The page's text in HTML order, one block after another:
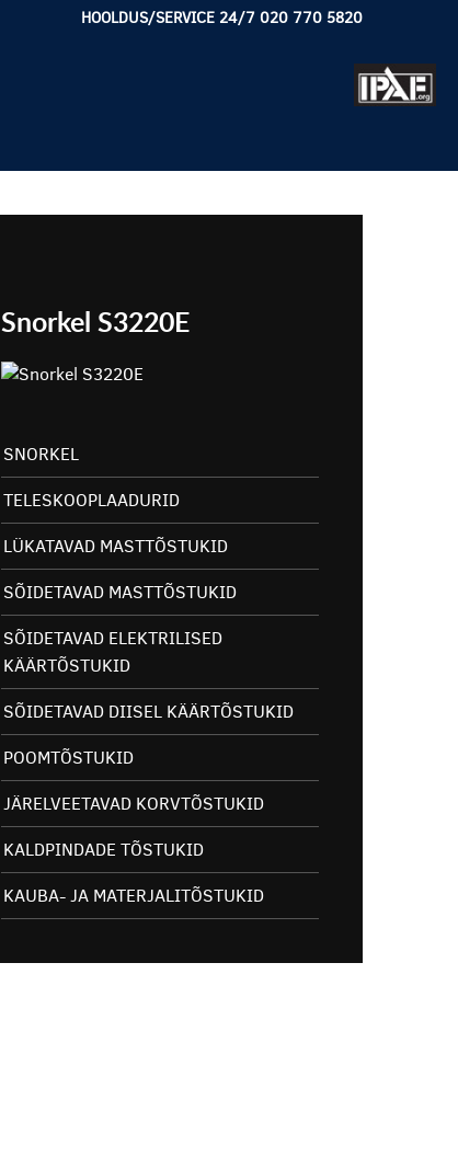
HOOLDUS/SERVICE 24/7 020 770 5820
Snorkel S3220E
SNORKEL
TELESKOOPLAADURID
LÜKATAVAD MASTTÕSTUKID
SÕIDETAVAD MASTTÕSTUKID
SÕIDETAVAD ELEKTRILISED
KÄÄRTÕSTUKID
SÕIDETAVAD DIISEL KÄÄRTÕSTUKID
POOMTÕSTUKID
JÄRELVEETAVAD KORVTÕSTUKID
KALDPINDADE TÕSTUKID
KAUBA- JA MATERJALITÕSTUKID